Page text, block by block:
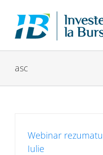
content
asc
Webinar
Iulie